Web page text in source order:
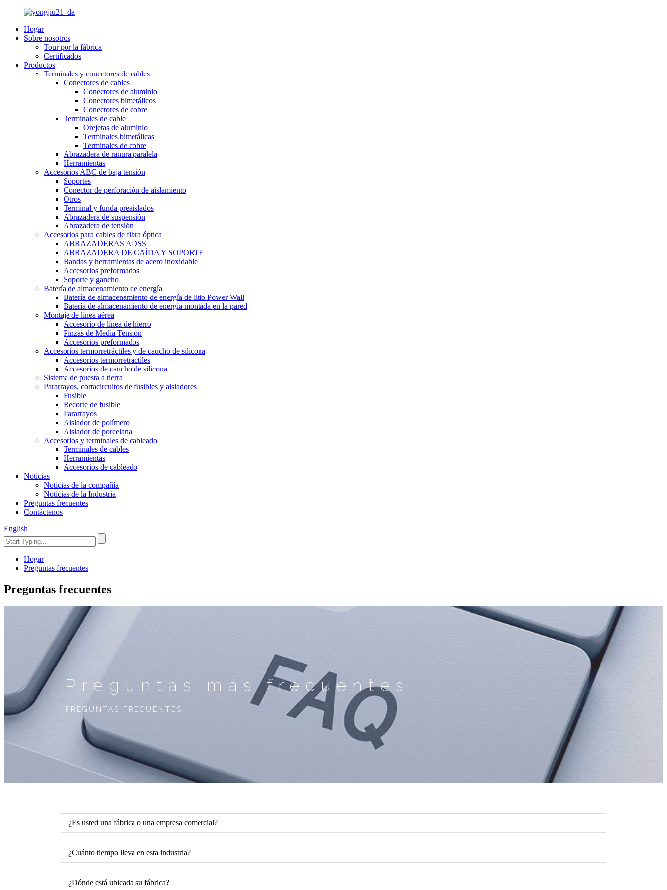
Hogar
Sobre nosotros
Tour por la fábrica
Certificados
Productos
Terminales y conectores de cables
Conectores de cables
Conectores de aluminio
Conectores bimetálicos
Conectores de cobre
Terminales de cable
Orejetas de aluminio
Terminales bimetálicas
Terminales de cobre
Abrazadera de ranura paralela
Herramientas
Accesorios ABC de baja tensión
Soportes
Conector de perforación de aislamiento
Otros
Terminal y funda preaislados
Abrazadera de suspensión
Abrazadera de tensión
Accesorios para cables de fibra óptica
ABRAZADERAS ADSS
ABRAZADERA DE CAÍDA Y SOPORTE
Bandas y herramientas de acero inoxidable
Accesorios preformados
Soporte y gancho
Batería de almacenamiento de energía
Batería de almacenamiento de energía de litio Power Wall
Batería de almacenamiento de energía montada en la pared
Montaje de línea aérea
Accesorio de línea de hierro
Pinzas de Media Tensión
Accesorios preformados
Accesorios termorretráctiles y de caucho de silicona
Accesorios termorretráctiles
Accesorios de caucho de silicona
Sistema de puesta a tierra
Pararrayos, cortacircuitos de fusibles y aisladores
Fusible
Recorte de fusible
Pararrayos
Aislador de polímero
Aislador de porcelana
Accesorios y terminales de cableado
Terminales de cables
Herramientas
Accesorios de cableado
Noticias
Noticias de la compañía
Noticias de la Industria
Preguntas frecuentes
Contáctenos
English
Hogar
Preguntas frecuentes
Preguntas frecuentes
Preguntas más frecuentes
PREGUNTAS FRECUENTES
¿Es usted una fábrica o una empresa comercial?
¿Cuánto tiempo lleva en esta industria?
¿Dónde está ubicada su fábrica?